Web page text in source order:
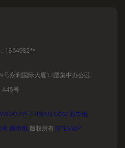
1864982**
号永利国际大厦13层集中办公区
A45号
面巾纸
面巾纸 版权所有 SITEMAP